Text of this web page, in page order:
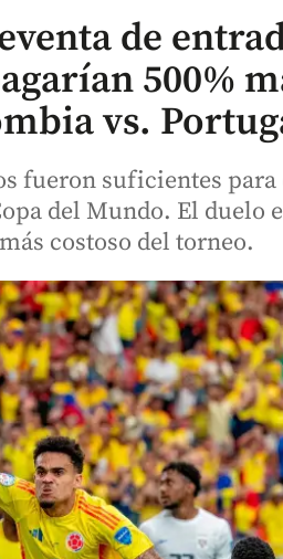
de
500%
vs.
fueron suficientes
del Mundo. El duelo
costoso del torneo.